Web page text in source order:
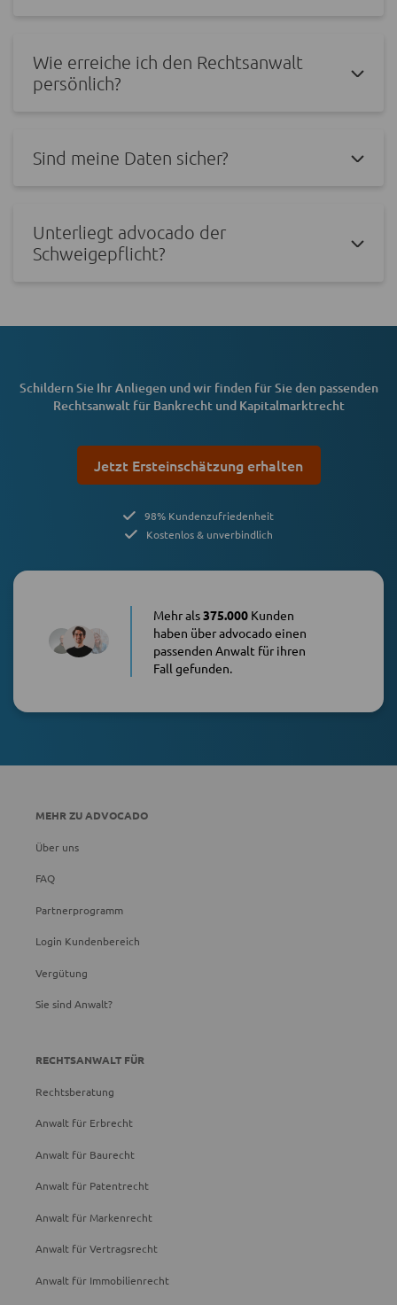
Wie erreiche ich den Rechtsanwalt
persönlich?
Sind meine Daten sicher?
Unterliegt advocado der
Schweigepflicht?
Schildern Sie Ihr Anliegen und wir finden für Sie den passenden
Rechtsanwalt für Bankrecht und Kapitalmarktrecht
Jetzt Ersteinschätzung erhalten
98% Kundenzufriedenheit
Kostenlos & unverbindlich
Mehr als375.000Kunden
haben über advocado einen
passenden Anwalt für ihren
Fall gefunden.
MEHR ZU ADVOCADO
Über uns
FAQ
Partnerprogramm
Login Kundenbereich
Vergütung
Sie sind Anwalt?
RECHTSANWALT FÜR
Rechtsberatung
Anwalt für Erbrecht
Anwalt für Baurecht
Anwalt für Patentrecht
Anwalt für Markenrecht
Anwalt für Vertragsrecht
Anwalt für Immobilienrecht